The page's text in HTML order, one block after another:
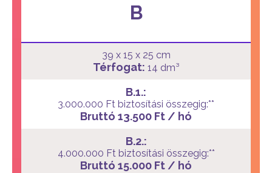
B
39 x 15 x 25 cm
Térfogat: 14 dm³
B.1.:
3.000.000 Ft biztosítási összegig:**
Bruttó 13.500 Ft / hó
B.2.:
4.000.000 Ft biztosítási összegig:**
Bruttó 15.000 Ft / hó